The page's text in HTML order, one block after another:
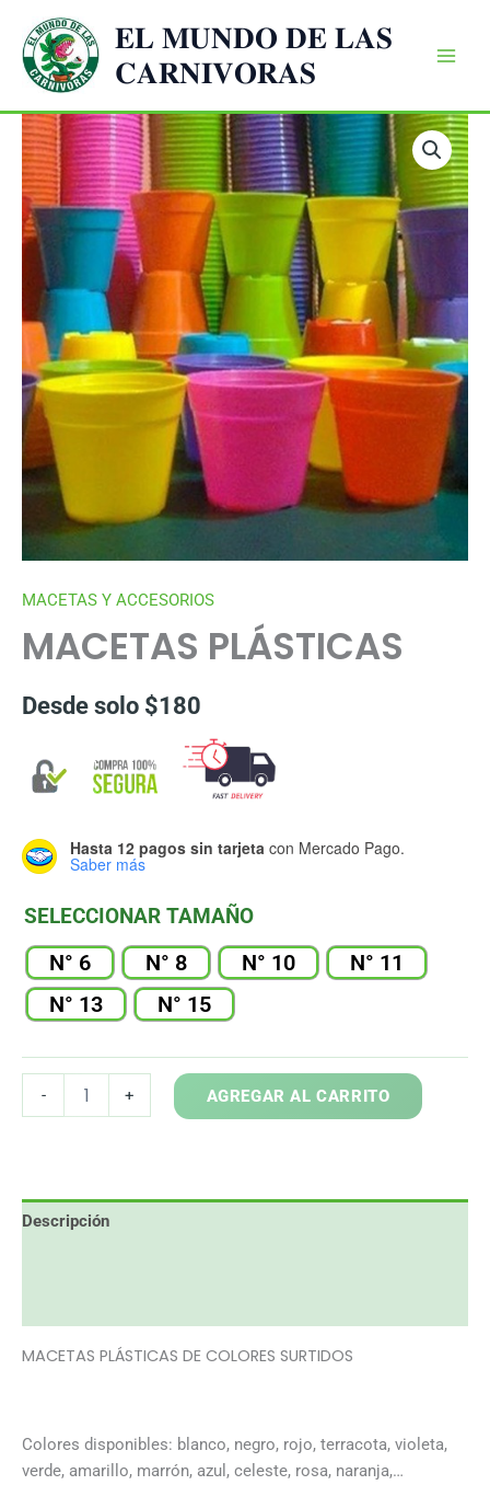
contenido
𝐄𝐋 𝐌𝐔𝐍𝐃𝐎 𝐃𝐄 𝐋𝐀𝐒
𝐂𝐀𝐑𝐍𝐈𝐕𝐎𝐑𝐀𝐒
MACETAS Y ACCESORIOS
MACETAS PLÁSTICAS
Desde solo $180
Hasta 12 pagos sin tarjeta con Mercado Pago.
Saber más
SELECCIONAR TAMAÑO
N° 6 N° 8 N° 10
N° 11
N° 13
N° 15
-
PLÁSTICAS
+ AGREGAR AL CARRITO
Descripción
MACETAS PLÁSTICAS DE COLORES SURTIDOS
Colores disponibles: blanco, negro, rojo, terracota, violeta,
verde, amarillo, marrón, azul, celeste, rosa, naranja,…